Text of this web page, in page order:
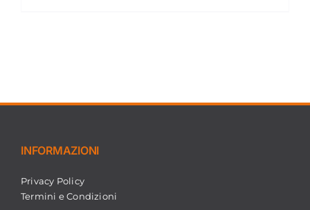
INFORMAZIONI
Privacy Policy
Termini e Condizioni